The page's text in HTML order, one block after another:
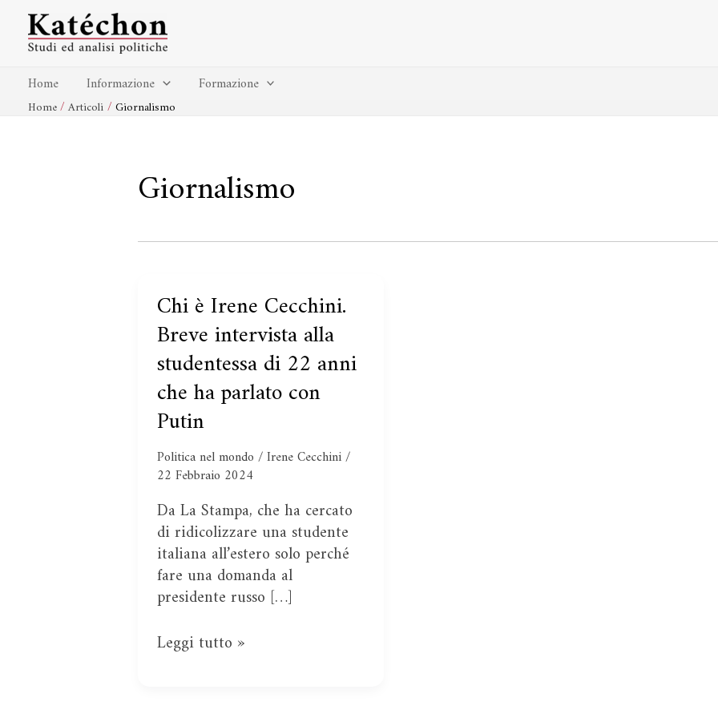
contenuto
Home Informazione Formazione
Home Articoli Giornalismo
Giornalismo
Chi è Irene Cecchini.
Breve intervista alla
studentessa di 22 anni
che ha parlato con
Putin
Politica nel mondo /Irene Cecchini/
22 Febbraio 2024
Da La Stampa, che ha cercato
di ridicolizzare una studente
italiana all’estero solo perché
fare una domanda al
presidente russo […]
Chi
è
Irene
Cecchini.
Breve
intervista
alla
studentessa
di
22
anni
che
ha
parlato
con
Leggi tutto »